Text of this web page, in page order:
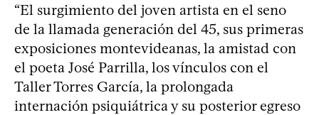
“El surgimiento del joven artista en el seno
de la llamada generación del 45, sus primeras
exposiciones montevideanas, la amistad con
el poeta José Parrilla, los vínculos con el
Taller Torres García, la prolongada
internación psiquiátrica y su posterior egreso